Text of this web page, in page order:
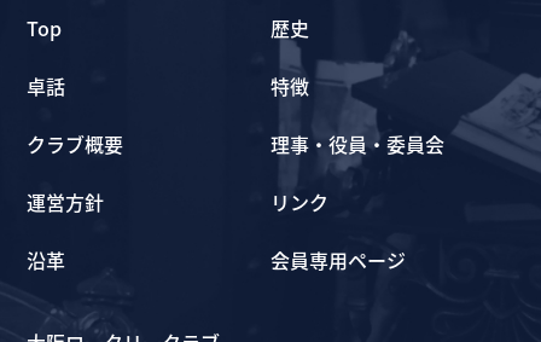
Top
卓話
クラブ概要
運営方針
沿革
歴史
特徴
理事・役員・委員会
リンク
会員専用ページ